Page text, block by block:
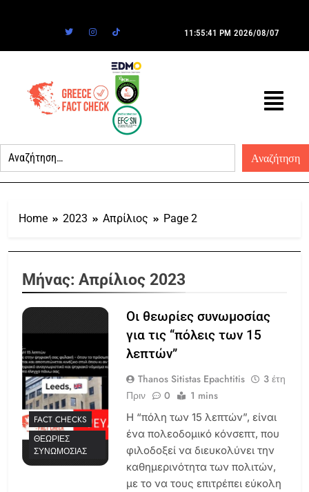
11:55:41 PM 2026/08/07
Home 2023 Απρίλιος Page 2
Μήνας: Απρίλιος 2023
FACT CHECKS
ΘΕΩΡΊΕΣ
ΣΥΝΩΜΟΣΊΑΣ
Οι θεωρίες συνωμοσίας
για τις “πόλεις των 15
λεπτών”
Thanos Sitistas Epachtitis
3 έτη
Πριν
0 1 mins
Η “πόλη των 15 λεπτών”, είναι
ένα πολεοδομικό κόνσεπτ, που
φιλοδοξεί να διευκολύνει την
καθημερινότητα των πολιτών,
με το να τους επιτρέπει εύκολη